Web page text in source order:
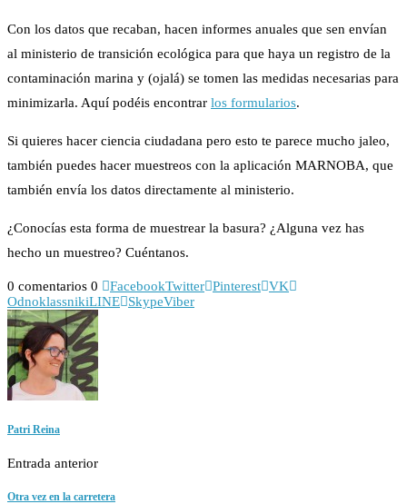
Con los datos que recaban, hacen informes anuales que sen envían
al ministerio de transición ecológica para que haya un registro de la
contaminación marina y (ojalá) se tomen las medidas necesarias para
minimizarla. Aquí podéis encontrar los formularios.
Si quieres hacer ciencia ciudadana pero esto te parece mucho jaleo,
también puedes hacer muestreos con la aplicación MARNOBA, que
también envía los datos directamente al ministerio.
¿Conocías esta forma de muestrear la basura? ¿Alguna vez has
hecho un muestreo? Cuéntanos.
0 comentarios 0 FacebookTwitter Pinterest VK
OdnoklassnikiLINE SkypeViber
Patri Reina
Entrada anterior
Otra vez en la carretera